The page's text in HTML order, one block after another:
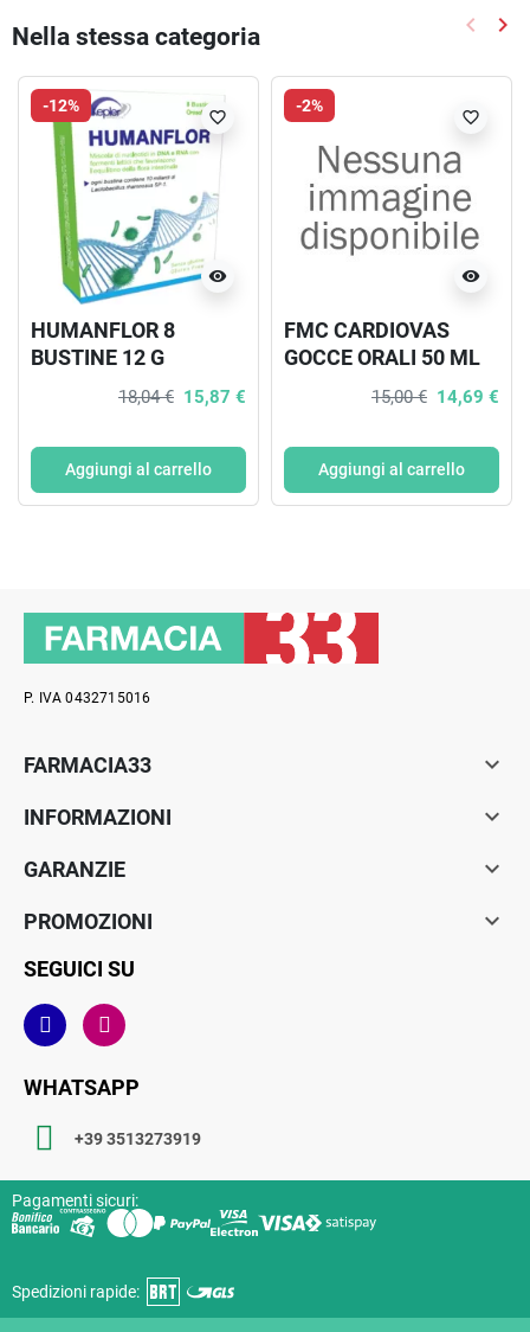
Nella stessa categoria keyboard_arrow_left keyboard_arrow_right
-12%
visibility
favorite_border
HUMANFLOR 8
BUSTINE 12 G
18,04 € 15,87 €
Aggiungi al carrello
-2%
visibility
favorite_border
FMC CARDIOVAS
GOCCE ORALI 50 ML
15,00 € 14,69 €
Aggiungi al carrello
P. IVA 0432715016
FARMACIA33 
INFORMAZIONI 
GARANZIE 
PROMOZIONI 
SEGUICI SU
WHATSAPP
+39 3513273919
Pagamenti sicuri:
Spedizioni rapide: